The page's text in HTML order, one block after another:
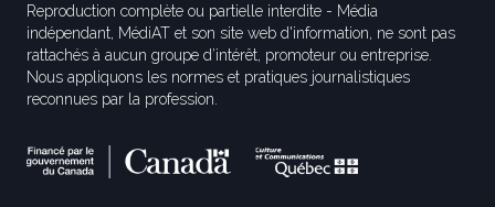
Reproduction complète ou partielle interdite - Média
indépendant, MédiAT et son site web d'information, ne sont pas
rattachés à aucun groupe d’intérêt, promoteur ou entreprise.
Nous appliquons les normes et pratiques journalistiques
reconnues par la profession.